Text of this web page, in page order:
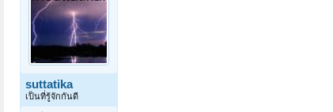
suttatika
เป็นที่รู้จักกันดี